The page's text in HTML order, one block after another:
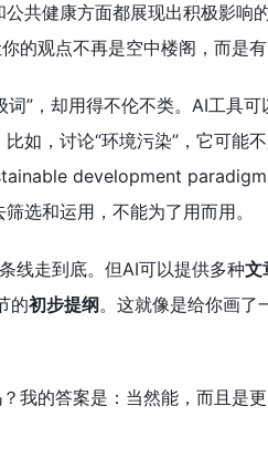
共健康方面都展现出积极影响
你的观点不再是空中楼阁，而是有
”，却用得不伦不类。AI工具
如，讨论“环境污染”，它可能
development
选和运用，不能为了用而用。
线走到底。但AI可以提供多种文
的初步提纲。这就像是给你画了
我的答案是：当然能，而且是